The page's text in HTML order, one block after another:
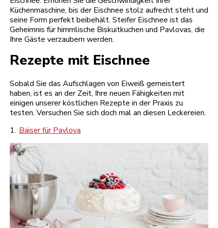
Küchenmaschine, bis der Eischnee stolz aufrecht steht und
seine Form perfekt beibehält. Steifer Eischnee ist das
Geheimnis für himmlische Biskuitkuchen und Pavlovas, die
Ihre Gäste verzaubern werden.
Rezepte mit Eischnee
Sobald Sie das Aufschlagen von Eiweiß gemeistert
haben, ist es an der Zeit, Ihre neuen Fähigkeiten mit
einigen unserer köstlichen Rezepte in der Praxis zu
testen. Versuchen Sie sich doch mal an diesen Leckereien.
1. Baiser für Pavlova